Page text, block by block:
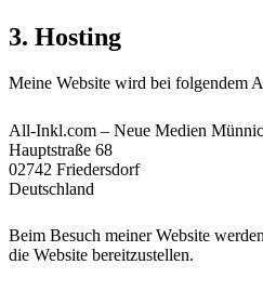
3. Hosting
Meine Website wird bei folgendem
All-Inkl.com – Neue Medien
Hauptstraße 68
02742 Friedersdorf
Deutschland
Beim Besuch meiner Website
die Website bereitzustellen.